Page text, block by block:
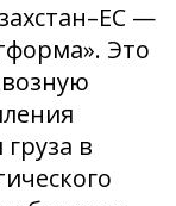
—
Это
в